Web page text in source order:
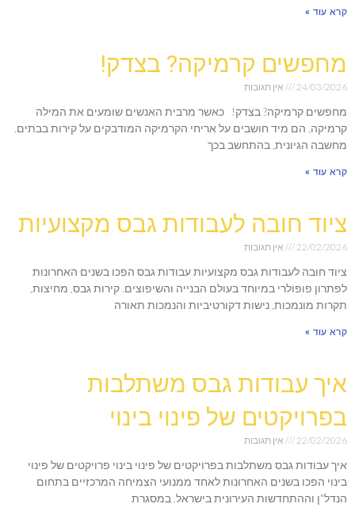
קרא עוד »
מחפשים קרמיקה? בצדק!
24/03/2026 אין תגובות
מחפשים קרמיקה? בצדק! כאשר מרבית האנשים שומעים את המילה
קרמיקה, הם מיד חושבים על אריחי הקרמיקה המודבקים על קירות בבתים.
מחשבה הגיונית, בהתחשב בכך
קרא עוד »
ציוד חובה לעבודות גבס מקצועיות
22/02/2026 אין תגובות
ציוד חובה לעבודות גבס מקצועיות עבודות גבס הפכו בשנים האחרונות
לפתרון פופולרי במיוחד בעולם הבנייה והשיפוצים. קירות גבס, מחיצות,
תקרות מונמכות, נישות דקורטיביות והנמכות תאורה
קרא עוד »
איך עבודות גבס משתלבות
בפרויקטים של פינוי בינוי
22/02/2026 אין תגובות
איך עבודות גבס משתלבות בפרויקטים של פינוי בינוי פרויקטים של פינוי
בינוי הפכו בשנים האחרונות לאחד ממנועי הצמיחה המרכזיים בתחום
הנדל"ן וההתחדשות העירונית בישראל. במסגרת